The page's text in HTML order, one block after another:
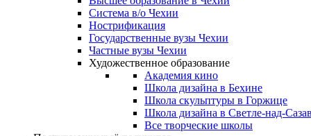
Система в/о Чехии
Нострификация
Государственные вузы Чехии
Частные вузы Чехии
Художественное образование
Академия кино
Школа дизайна в Бехине
Школа скульптуры в Горжице
Школа дизайна в Светле-над-
Все творческие школы